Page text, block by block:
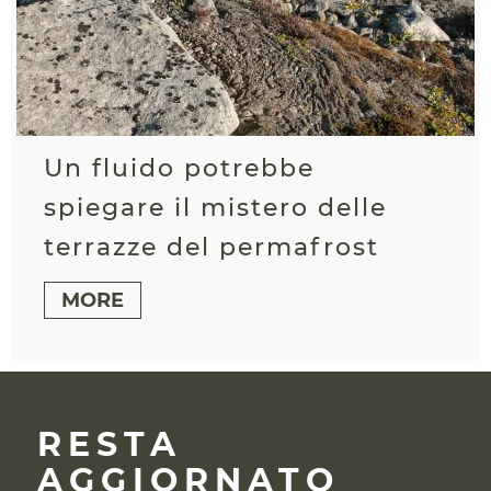
Un fluido potrebbe
spiegare il mistero delle
terrazze del permafrost
MORE
RESTA
AGGIORNATO